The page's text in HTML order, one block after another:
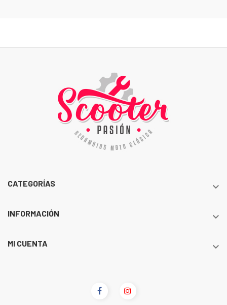
CATEGORÍAS 
INFORMACIÓN 
MI CUENTA 